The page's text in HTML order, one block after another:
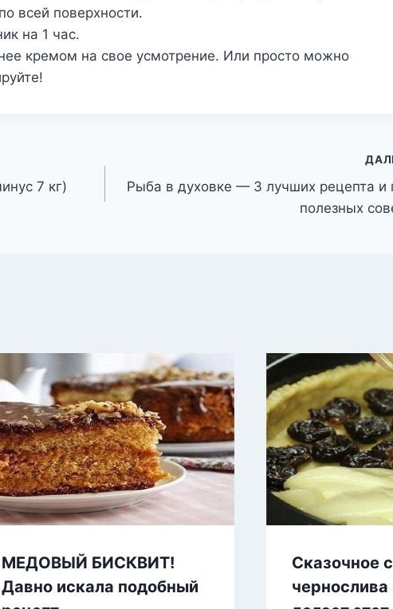
всей поверхности.
на 1 час.
кремом на свое усмотрение. Или просто можно
7 кг)
Рыба в духовке — 3 лучших рецепта и
полезных
МЕДОВЫЙ БИСКВИТ!
Давно искала подобный
Сказочное
чернослива